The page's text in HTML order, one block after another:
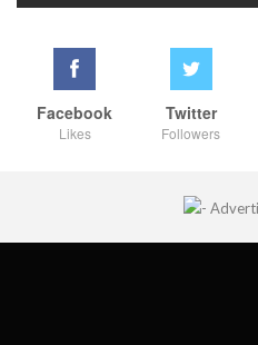
Facebook
Likes
Twitter
Followers